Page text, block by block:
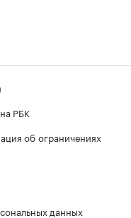
РБК
об ограничениях
данных